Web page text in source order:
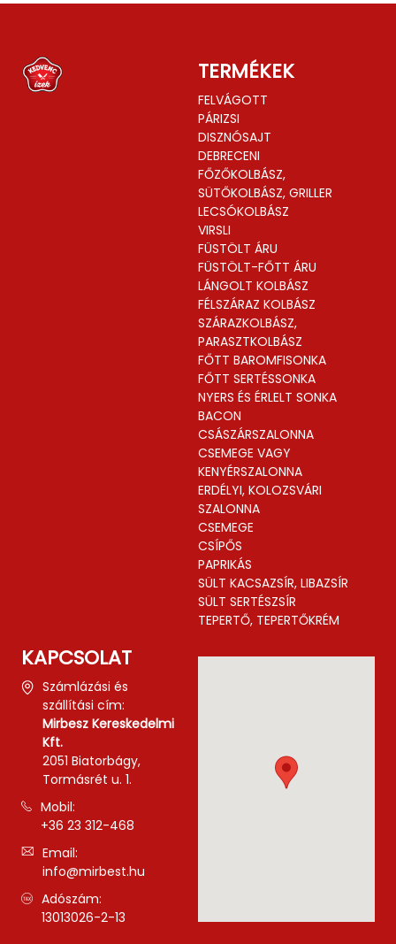
TERMÉKEK
FELVÁGOTT
PÁRIZSI
DISZNÓSAJT
DEBRECENI
FŐZŐKOLBÁSZ,
SÜTŐKOLBÁSZ, GRILLER
LECSÓKOLBÁSZ
VIRSLI
FÜSTÖLT ÁRU
FÜSTÖLT-FŐTT ÁRU
LÁNGOLT KOLBÁSZ
FÉLSZÁRAZ KOLBÁSZ
SZÁRAZKOLBÁSZ,
PARASZTKOLBÁSZ
FŐTT BAROMFISONKA
FŐTT SERTÉSSONKA
NYERS ÉS ÉRLELT SONKA
BACON
CSÁSZÁRSZALONNA
CSEMEGE VAGY
KENYÉRSZALONNA
ERDÉLYI, KOLOZSVÁRI
SZALONNA
CSEMEGE
CSÍPŐS
PAPRIKÁS
SÜLT KACSAZSÍR, LIBAZSÍR
SÜLT SERTÉSZSÍR
TEPERTŐ, TEPERTŐKRÉM
KAPCSOLAT
Számlázási és
szállítási cím:
Mirbesz Kereskedelmi
Kft.
2051 Biatorbágy,
Tormásrét u. 1.
Mobil:
+36 23 312-468
Email:
info@mirbest.hu
Adószám:
13013026-2-13